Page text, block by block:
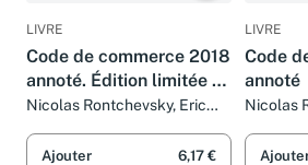
LIVRE
Code de commerce 2018
annoté. Édition limitée -
113e éd.
Nicolas Rontchevsky, Eric
Ajouter 6,17 €
LIVRE
Code
annoté
Nicolas